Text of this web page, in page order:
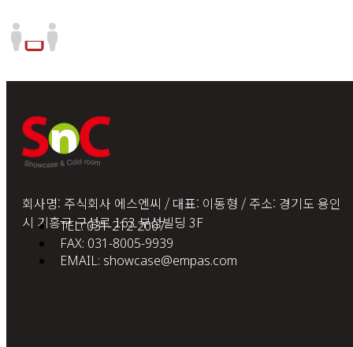
회사명: 주식회사 에스엔씨 / 대표: 이동형 / 주소: 경기도 용인
시 기흥구 구성로 163 부성빌딩 3F
TEL: 031-212-2007
FAX: 031-8005-9939
EMAIL: showcase@empas.com